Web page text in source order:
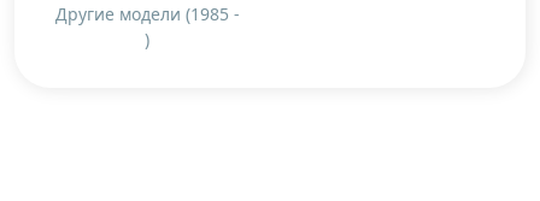
Другие модели (1985 -
)